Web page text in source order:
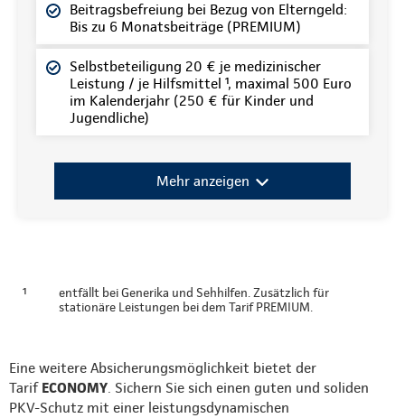
Beitragsbefreiung bei Bezug von Elterngeld:
Bis zu 6 Monatsbeiträge (PREMIUM)
Selbstbeteiligung 20 € je medizinischer
Leistung / je Hilfsmittel ¹, maximal 500 Euro
im Kalenderjahr (250 € für Kinder und
Jugendliche)
Mehr anzeigen
¹
entfällt bei Generika und Sehhilfen. Zusätzlich für
stationäre Leistungen bei dem Tarif PREMIUM.
Eine weitere Absicherungsmöglichkeit bietet der
Tarif ECONOMY. Sichern Sie sich einen guten und soliden
PKV-Schutz mit einer leistungsdynamischen